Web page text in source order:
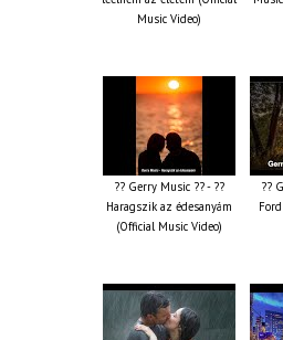
Music Video)
?? Gerry Music ?? - ??
Haragszik az édesanyám
(Official Music Video)
??